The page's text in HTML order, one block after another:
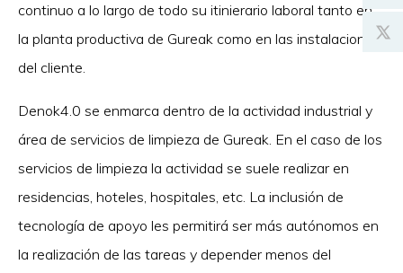
continuo a lo largo de todo su itinierario laboral tanto en
la planta productiva de Gureak como en las instalaciones
del cliente.
Denok4.0 se enmarca dentro de la actividad industrial y
área de servicios de limpieza de Gureak. En el caso de los
servicios de limpieza la actividad se suele realizar en
residencias, hoteles, hospitales, etc. La inclusión de
tecnología de apoyo les permitirá ser más autónomos en
la realización de las tareas y depender menos del